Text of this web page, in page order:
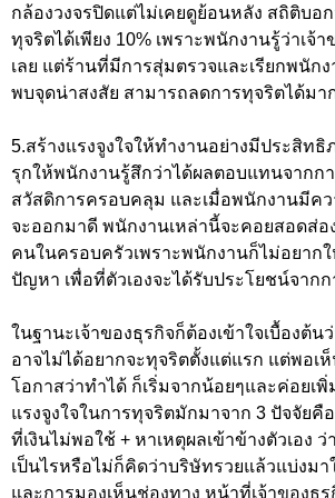
กล้องวงจรปิดแต่ไม่เคยดูย้อนหลัง สถิติบอ
ทุจริตได้เพียง 10% เพราะพนักงานรู้ว่าเจ้
เลย แต่ร้านที่มีการสุ่มตรวจและเรียกพนัก
พบจุดน่าสงสัย สามารถลดการทุจริตได้มา
5.สร้างแรงจูงใจให้ทำงานอย่างมีประสิทธิ
รุกให้พนักงานรู้สึกว่าได้ผลตอบแทนจากก
สวัสดิการครอบคลุม และเมื่อพนักงานมีค
จะออกมาดี พนักงานเหล่านี้จะคอยสอดส่อ
คนในครอบครัวเพราะพนักงานก็ไม่อยากใ
ปัญหา เพื่อที่ตัวเองจะได้รับประโยชน์จาก
ในฐานะเจ้าของธุรกิจก็ต้องเข้าใจเบื้องต้
อาจไม่ได้อยากจะทุจริตตั้งแต่แรก แต่พอเ
โอกาสว่าทำได้ ก็เริ่มจากน้อยๆและค่อยเ
แรงจูงใจในการทุจริตมักมาจาก 3 ปัจจัยคื
ที่เงินไม่พอใช้ + หาเหตุผลเข้าข้างตัวเอง
เป็นไรหรือไม่ก็คิดว่าบริษัทรวยแล้วแบ่งมา
และการมองเห็นช่องทาง หน้าที่เจ้าของธุ